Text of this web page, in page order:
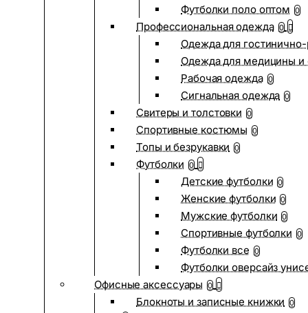
Футболки поло оптом 0
Профессиональная одежда 0
Одежда для
Одежда для медицины и
Рабочая одежда 0
Сигнальная одежда 0
Свитеры и толстовки 0
Спортивные костюмы 0
Топы и безрукавки 0
Футболки 0
Детские футболки 0
Женские футболки 0
Мужские футболки 0
Спортивные футболки 0
Футболки все 0
Футболки оверсайз
Офисные аксессуары 0
Блокноты и записные книжки 0